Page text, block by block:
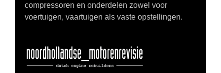
compressoren en onderdelen zowel voor
voertuigen, vaartuigen als vaste opstellingen.